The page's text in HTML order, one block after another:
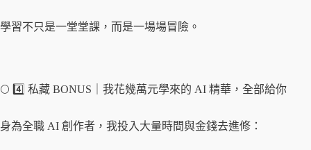
學習不只是一堂堂課，而是一場場冒險。
🌕 4️⃣ 私藏 BONUS｜我花幾萬元學來的 AI 精華，全部給你
身為全職 AI 創作者，我投入大量時間與金錢去進修：